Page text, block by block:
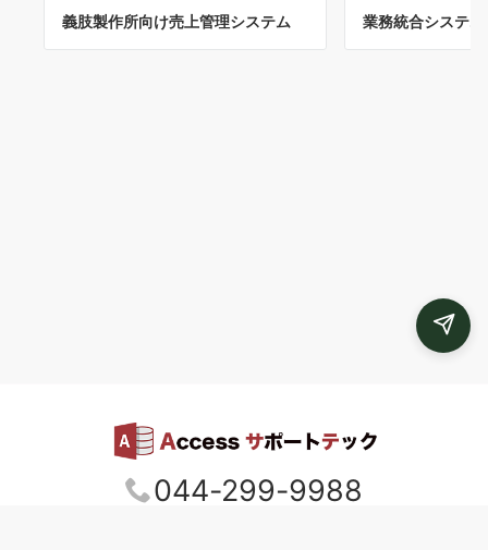
義肢製作所向け売上管理システム 業務統合システ
044-299-9988